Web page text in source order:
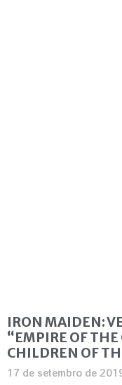
IRON MAIDEN:
“EMPIRE OF THE
CHILDREN OF
17 de setembro de